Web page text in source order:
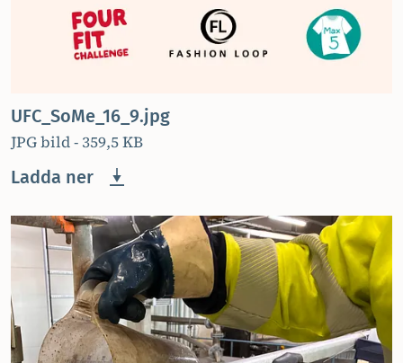
UFC_SoMe_16_9.jpg
JPG bild - 359,5 KB
Ladda ner